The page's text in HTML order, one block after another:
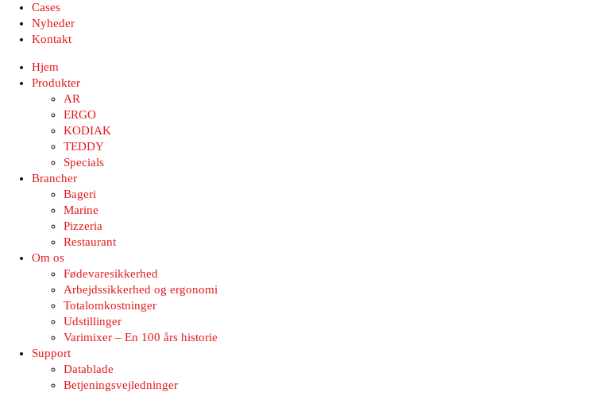
Cases
Nyheder
Kontakt
Hjem
Produkter
AR
ERGO
KODIAK
TEDDY
Specials
Brancher
Bageri
Marine
Pizzeria
Restaurant
Om os
Fødevaresikkerhed
Arbejdssikkerhed og ergonomi
Totalomkostninger
Udstillinger
Varimixer – En 100 års historie
Support
Datablade
Betjeningsvejledninger